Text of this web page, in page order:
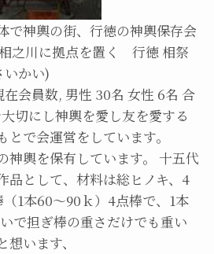
で神輿の街、行徳の神輿保存会
之川に拠点を置く 行徳 相祭
いかい)
会員数, 男性 30名 女性 6名 合
切にし神輿を愛し友を愛する
とで会運営をしています。
神輿を保有しています。 十五代
品として、材料は総ヒノキ、4
1本60～90ｋ）4点棒で、1本
で担ぎ棒の重さだけでも重い
想います、